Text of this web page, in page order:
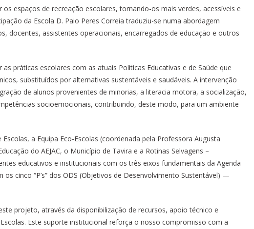
espaços de recreação escolares, tornando-os mais verdes, acessíveis e
da Escola D. Paio Peres Correia traduziu-se numa abordagem
docentes, assistentes operacionais, encarregados de educação e outros
práticas escolares com as atuais Políticas Educativas e de Saúde que
substituídos por alternativas sustentáveis e saudáveis. A intervenção
de alunos provenientes de minorias, a literacia motora, a socialização,
socioemocionais, contribuindo, deste modo, para um ambiente
a Equipa Eco-Escolas (coordenada pela Professora Augusta
do AEJAC, o Município de Tavira e a Rotinas Selvagens –
educativos e institucionais com os três eixos fundamentais da Agenda
cinco “P’s” dos ODS (Objetivos de Desenvolvimento Sustentável) —
projeto, através da disponibilização de recursos, apoio técnico e
Este suporte institucional reforça o nosso compromisso com a